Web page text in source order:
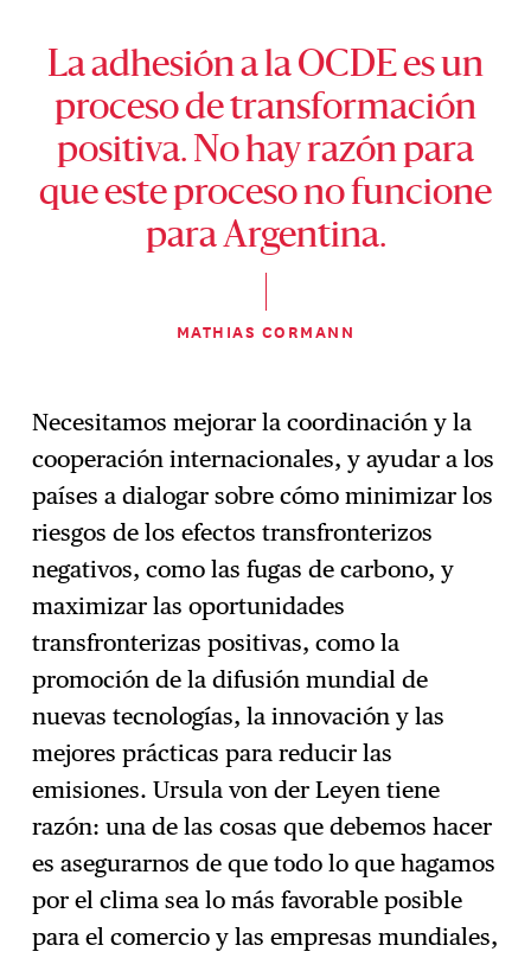
La adhesión a la OCDE es un
proceso de transformación
positiva. No hay razón para
que este proceso no funcione
para Argentina.
MATHIAS CORMANN
Necesitamos mejorar la coordinación y la
cooperación internacionales, y ayudar a los
países a dialogar sobre cómo minimizar los
riesgos de los efectos transfronterizos
negativos, como las fugas de carbono, y
maximizar las oportunidades
transfronterizas positivas, como la
promoción de la difusión mundial de
nuevas tecnologías, la innovación y las
mejores prácticas para reducir las
emisiones. Ursula von der Leyen tiene
razón: una de las cosas que debemos hacer
es asegurarnos de que todo lo que hagamos
por el clima sea lo más favorable posible
para el comercio y las empresas mundiales,